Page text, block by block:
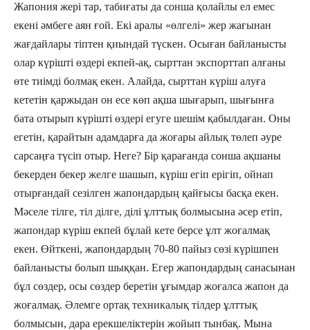
Жапония жері тар, табиғаты да сонша қолайлы ел емес
екені әмбеге аян ғой. Екі аралы «өлгелі» жер жағынан
жағдайлары тіптен қиындай түскен. Осыған байланысты
олар күрішті өздері екпей-ақ, сырттан экспорттап алғаны
өте тиімді болмақ екен. Алайда, сырттан күріш алуға
кететін қаржыдан он есе көп ақша шығарып, шығынға
бата отырып күрішті өздері егуге шешім қабылдаған. Оны
егетін, қарайтын адамдарға да жоғары айлық төлеп әуре
сарсаңға түсіп отыр. Неге? Бір қарағанда сонша ақшаны
бекерден бекер желге шашып, күріш егіп ерігіп, ойнап
отырғандай сезілген жапондардың қайғысы басқа екен.
Мәселе тілге, тіл ділге, ділі ұлттық болмысына әсер етіп,
жапондар күріш екпей бұлай кете берсе ұлт жоғалмақ
екен. Өйткені, жапондардың 70-80 пайыз сөзі күрішпен
байланысты болып шыққан. Егер жапондардың санасынан
бұл сөздер, осы сөздер беретін ұғымдар жоғалса жапон да
жоғалмақ. Әлемге ортақ техникалық тілдер ұлттық
болмысын, дара ерекшеліктерін жойып тынбақ. Мына